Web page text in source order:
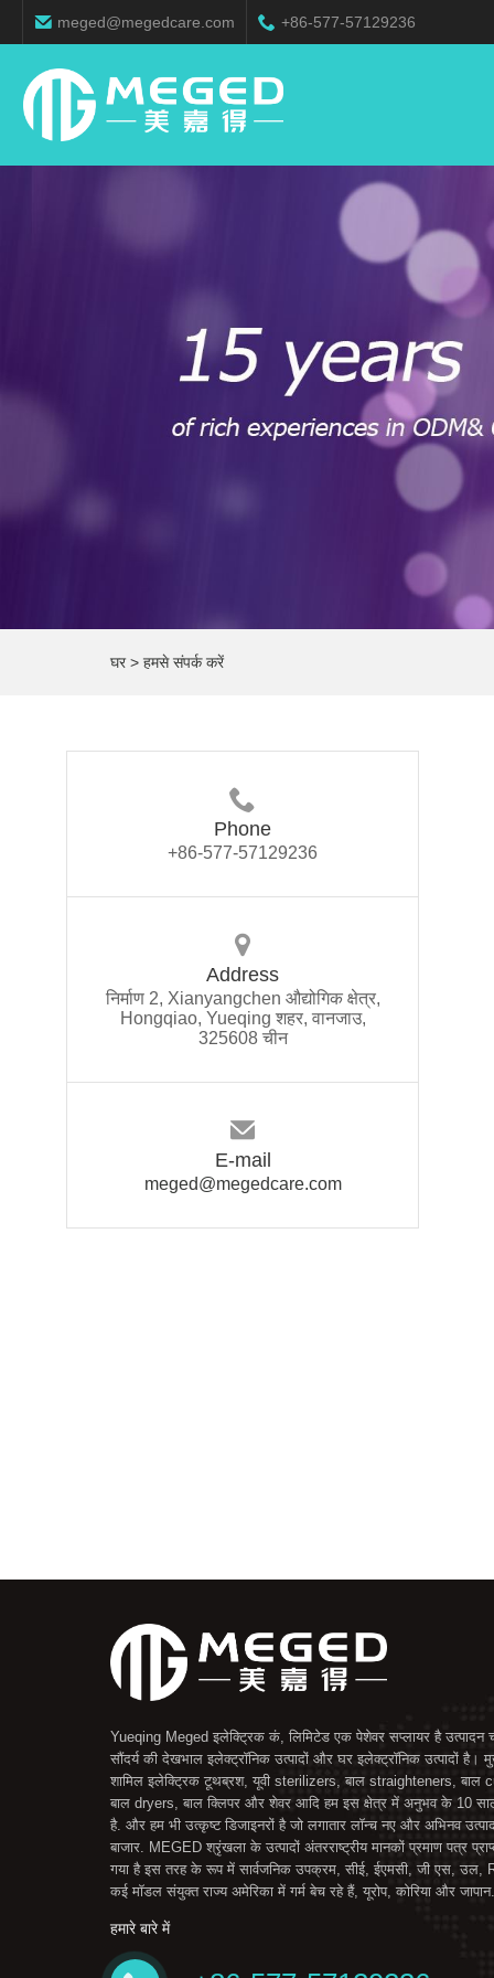
meged@megedcare.com +86-577-57129236
घर> हमसे संपर्क करें
Phone
+86-577-57129236
Address
निर्माण 2, Xianyangchen औद्योगिक क्षेत्र,
Hongqiao, Yueqing शहर, वानजाउ,
325608 चीन
E-mail
meged@megedcare.com
Yueqing Meged इलेक्ट्रिक कं, लिमिटेड एक पेशेवर सप्लायर है उत्पादन
सौंदर्य की देखभाल इलेक्ट्रॉनिक उत्पादों और घर इलेक्ट्रॉनिक उत्पादों है।
शामिल इलेक्ट्रिक टूथब्रश, यूवी sterilizers, बाल straighteners, बाल
बाल dryers, बाल क्लिपर और शेवर आदि हम इस क्षेत्र में अनुभव के 10
है. और हम भी उत्कृष्ट डिजाइनरों है जो लगातार लॉन्च नए और अभिनव
बाजार. MEGED श्रृंखला के उत्पादों अंतरराष्ट्रीय मानकों प्रमाण पत्र
गया है इस तरह के रूप में सार्वजनिक उपक्रम, सीई, ईएमसी, जी एस, उल,
कई मॉडल संयुक्त राज्य अमेरिका में गर्म बेच रहे हैं, यूरोप, कोरिया और जापान.
हमारे बारे में